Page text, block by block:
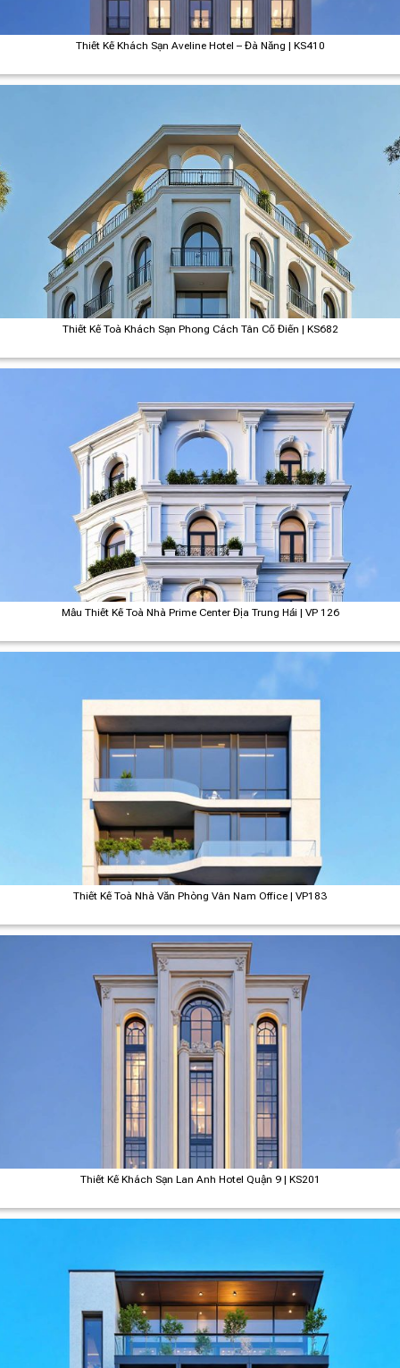
Thiết Kế Khách Sạn Aveline Hotel – Đà Nẵng | KS410
Thiết Kế Toà Khách Sạn Phong Cách Tân Cổ Điển | KS682
Mẫu Thiết Kế Toà Nhà Prime Center Địa Trung Hải | VP 126
Thiết Kế Toà Nhà Văn Phòng Vân Nam Office | VP183
Thiết Kế Khách Sạn Lan Anh Hotel Quận 9 | KS201